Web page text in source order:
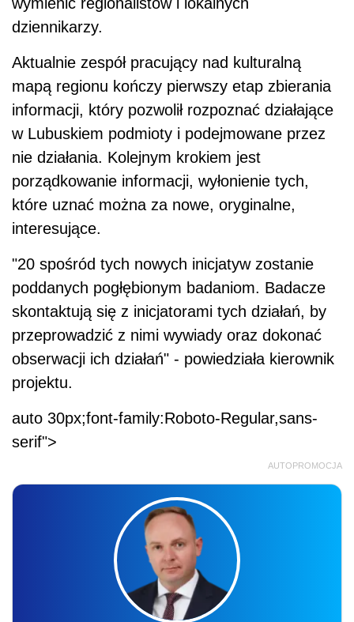
wymienić regionalistów i lokalnych
dziennikarzy.
Aktualnie zespół pracujący nad kulturalną
mapą regionu kończy pierwszy etap zbierania
informacji, który pozwolił rozpoznać działające
w Lubuskiem podmioty i podejmowane przez
nie działania. Kolejnym krokiem jest
porządkowanie informacji, wyłonienie tych,
które uznać można za nowe, oryginalne,
interesujące.
"20 spośród tych nowych inicjatyw zostanie
poddanych pogłębionym badaniom. Badacze
skontaktują się z inicjatorami tych działań, by
przeprowadzić z nimi wywiady oraz dokonać
obserwacji ich działań" - powiedziała kierownik
projektu.
auto 30px;font-family:Roboto-Regular,sans-
serif">
AUTOPROMOCJA